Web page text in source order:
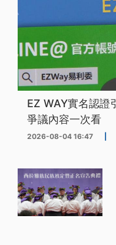
EZ WAY實名認證
爭議內容一次看
2026-08-04 16:47